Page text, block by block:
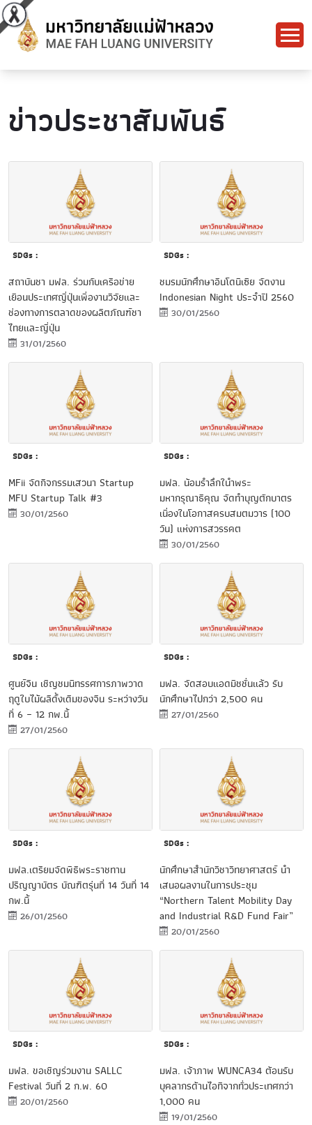
ข่าวประชาสัมพันธ์
SDGs :
สถาบันชา มฟล. ร่วมกับเครือข่าย
เยือนประเทศญี่ปุ่นเพื่องานวิจัยและ
ช่องทางการตลาดของผลิตภัณฑ์ชา
ไทยและญี่ปุ่น
31/01/2560
SDGs :
ชมรมนักศึกษาอินโดนีเซีย จัดงาน
Indonesian Night ประจำปี 2560
30/01/2560
SDGs :
MFii จัดกิจกรรมเสวนา Startup
MFU Startup Talk #3
30/01/2560
SDGs :
มฟล. น้อมรำลึกในำพระ
มหากรุณาธิคุณ จัดทำบุญตักบาตร
เนื่องในโอกาสครบสมตมวาร (100
วัน) แห่งการสวรรคต
30/01/2560
SDGs :
ศูนย์จีน เชิญชมนิทรรศการภาพวาด
ฤดูใบไม้ผลิดั้งเดิมของจีน ระหว่างวัน
ที่ 6 – 12 กพ.นี้
27/01/2560
SDGs :
มฟล. จัดสอบแอดมิชชั่นแล้ว รับ
นักศึกษาไปกว่า 2,500 คน
27/01/2560
SDGs :
มฟล.เตรียมจัดพิธีพระราชทาน
ปริญญาบัตร บัณฑิตรุ่นที่ 14 วันที่ 14
กพ.นี้
26/01/2560
SDGs :
นักศึกษาสำนักวิชาวิทยาศาสตร์ นำ
เสนอผลงานในการประชุม
“Northern Talent Mobility Day
and Industrial R&D Fund Fair”
20/01/2560
SDGs :
มฟล. ขอเชิญร่วมงาน SALLC
Festival วันที่ 2 ก.พ. 60
20/01/2560
SDGs :
มฟล. เจ้าภาพ WUNCA34 ต้อนรับ
บุคลากรด้านไอทีจากทั่วประเทศกว่า
1,000 คน
19/01/2560